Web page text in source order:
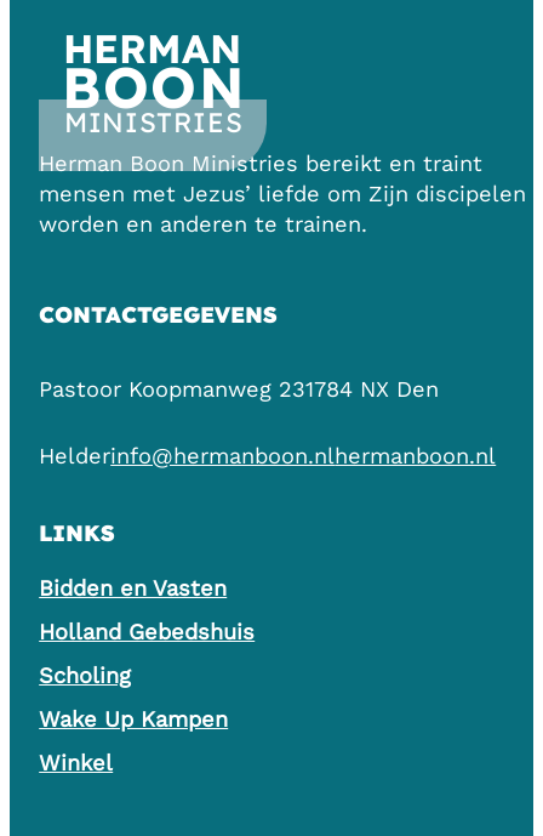
MINISTRIES
BOON
HERMAN
Herman Boon Ministries bereikt en traint
mensen met Jezus’ liefde om Zijn discipelen
worden en anderen te trainen.
CONTACTGEGEVENS
Pastoor Koopmanweg 231784 NX Den
Helderinfo@hermanboon.nlhermanboon.nl
LINKS
Bidden en Vasten
Holland Gebedshuis
Scholing
Wake Up Kampen
Winkel